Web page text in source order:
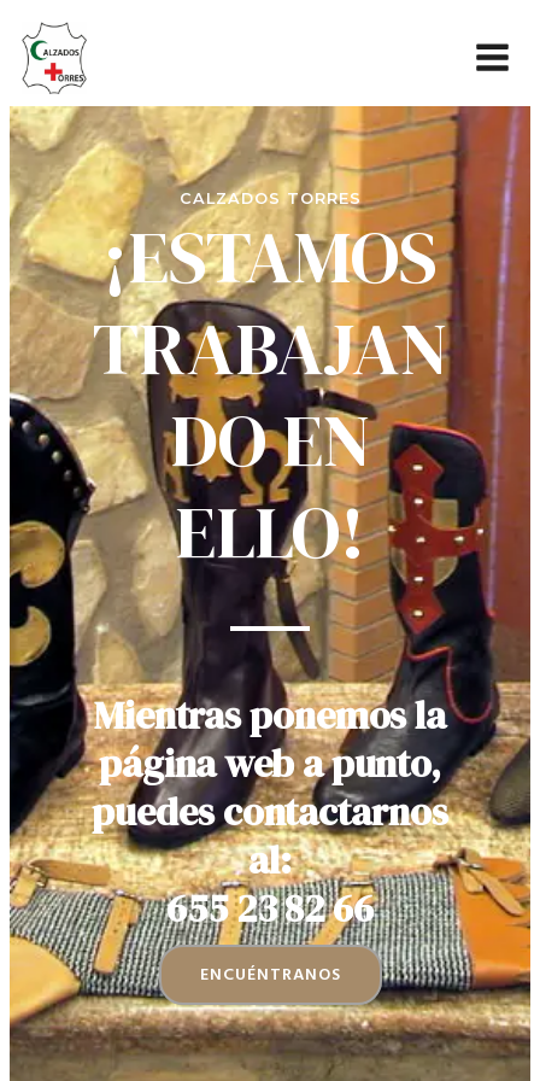
CALZADOS TORRES
¡ESTAMOS
TRABAJAN
DO EN
ELLO!
Mientras ponemos la
página web a punto,
puedes contactarnos
al:
655 23 82 66
ENCUÉNTRANOS